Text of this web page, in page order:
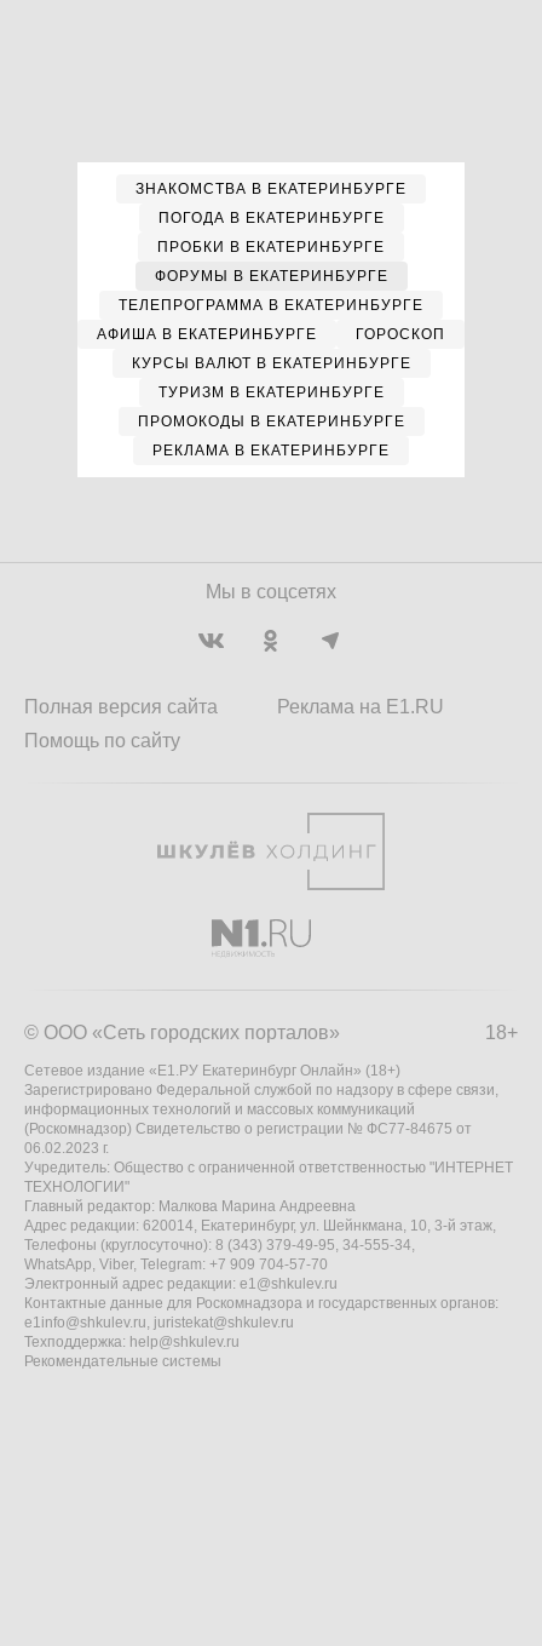
ЗНАКОМСТВА В ЕКАТЕРИНБУРГЕ
ПОГОДА В ЕКАТЕРИНБУРГЕ
ПРОБКИ В ЕКАТЕРИНБУРГЕ
ФОРУМЫ В ЕКАТЕРИНБУРГЕ
ТЕЛЕПРОГРАММА В ЕКАТЕРИНБУРГЕ
АФИША В ЕКАТЕРИНБУРГЕ
ГОРОСКОП
КУРСЫ ВАЛЮТ В ЕКАТЕРИНБУРГЕ
ТУРИЗМ В ЕКАТЕРИНБУРГЕ
ПРОМОКОДЫ В ЕКАТЕРИНБУРГЕ
РЕКЛАМА В ЕКАТЕРИНБУРГЕ
Мы в соцсетях
Полная версия сайта
Помощь по сайту
Реклама на E1.RU
18+
© ООО «Сеть городских порталов»
Сетевое издание «Е1.РУ Екатеринбург Онлайн» (18+)
Зарегистрировано Федеральной службой по надзору в сфере связи,
информационных технологий и массовых коммуникаций
(Роскомнадзор) Свидетельство о регистрации № ФС77-84675 от
06.02.2023 г.
Учредитель: Общество с ограниченной ответственностью "ИНТЕРНЕТ
ТЕХНОЛОГИИ"
Главный редактор: Малкова Марина Андреевна
Адрес редакции: 620014, Екатеринбург, ул. Шейнкмана, 10, 3-й этаж,
Телефоны (круглосуточно): 8 (343) 379-49-95, 34-555-34,
WhatsApp, Viber, Telegram: +7 909 704-57-70
Электронный адрес редакции: e1@shkulev.ru
Контактные данные для Роскомнадзора и государственных органов:
e1info@shkulev.ru, juristekat@shkulev.ru
Техподдержка: help@shkulev.ru
Рекомендательные системы